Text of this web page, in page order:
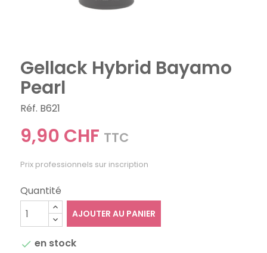
Gellack Hybrid Bayamo
Pearl
Réf. B621
9,90 CHF TTC
Prix professionnels sur inscription
Quantité
AJOUTER AU PANIER
 en stock